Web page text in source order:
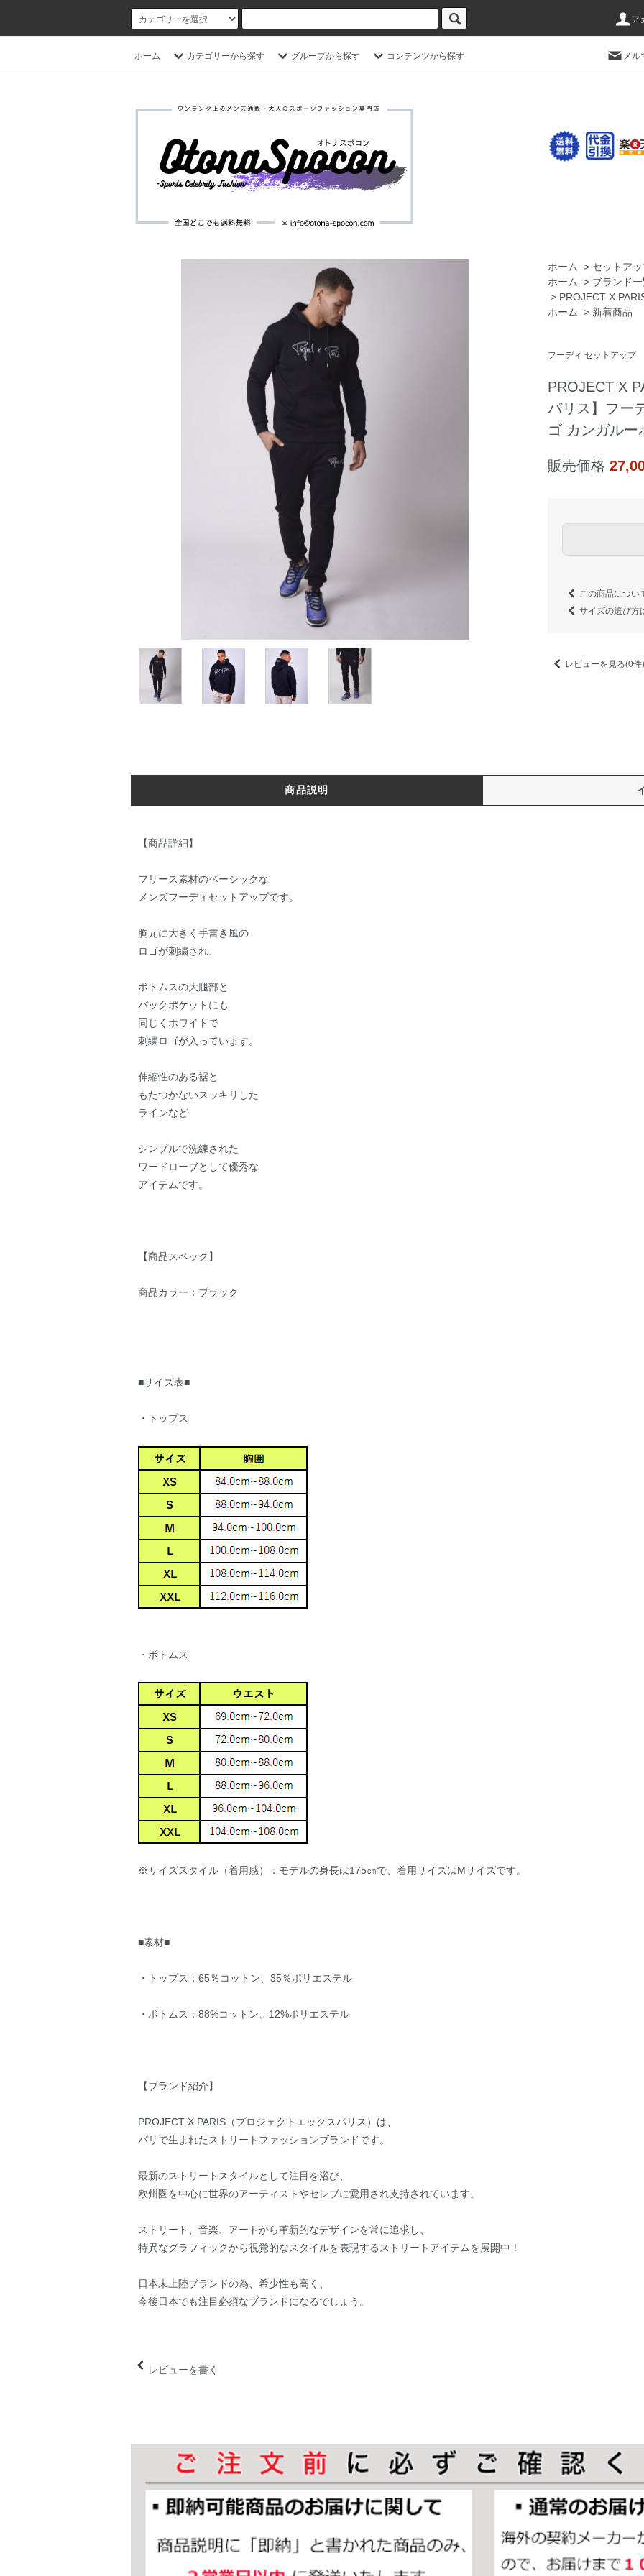
ア
ホーム カテゴリーから探す グループから探す コンテンツから探す メル
ホーム > セットア
ホーム
> ブランド
> PROJECT X
ホーム
> 新着商品
フーディ セットアップ
PROJECT X
パリス】フー
ゴ カンガルー
販売価格
この商品につい
サイズの選び方
レビューを見る(0件)
商品説明
【商品詳細】
フリース素材のベーシックな
メンズフーディセットアップです。
胸元に大きく手書き風の
ロゴが刺繍され、
ボトムスの大腿部と
バックポケットにも
同じくホワイトで
刺繍ロゴが入っています。
伸縮性のある裾と
もたつかないスッキリした
ラインなど
シンプルで洗練された
ワードローブとして優秀な
アイテムです。
【商品スペック】
商品カラー：ブラック
■サイズ表■
・トップス
・ボトムス
※サイズスタイル（着用感）：モデルの身長は175㎝で、着用サイズはMサイズです。
■素材■
・トップス：65％コットン、35％ポリエステル
・ボトムス：88%コットン、12%ポリエステル
【ブランド紹介】
PROJECT X PARIS（プロジェクトエックスパリス）は、
パリで生まれたストリートファッションブランドです。
最新のストリートスタイルとして注目を浴び、
欧州圏を中心に世界のアーティストやセレブに愛用され支持されています。
ストリート、音楽、アートから革新的なデザインを常に追求し、
特異なグラフィックから視覚的なスタイルを表現するストリートアイテムを展開中！
日本未上陸ブランドの為、希少性も高く、
今後日本でも注目必須なブランドになるでしょう。
レビューを書く